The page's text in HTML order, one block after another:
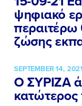
ψηφιακό
περαιτέρω
ζώσης
SEPTEMBER 14, 2021
Ο ΣΥΡΙΖΑ